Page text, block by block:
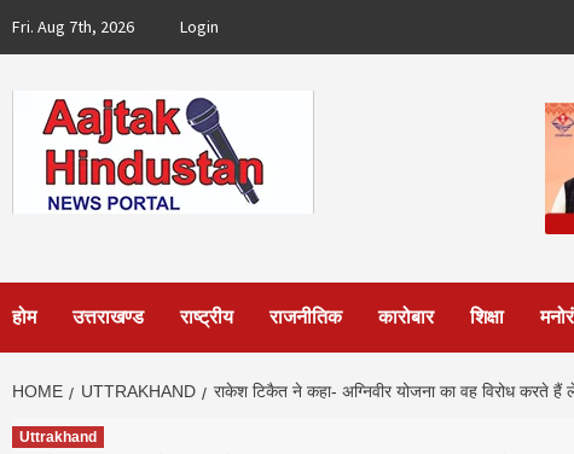
Fri. Aug 7th, 2026 Login
होम उत्तराखण्ड राष्ट्रीय राजनीतिक कारोबार शिक्षा
HOME UTTRAKHAND राकेश टिकैत ने कहा- अग्निवीर योजना का वह विरोध करते हैं
Uttrakhand